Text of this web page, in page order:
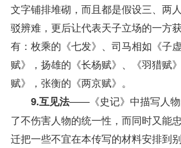
文字铺排堆砌，而且都是假设三、两
驳辨难，更后让代表天子立场的一方
有：枚乘的《七发》、司马相如《子
赋》，扬雄的《长杨赋》、《羽猎赋
赋》，张衡的《两京赋》。
9.互见法——《史记》中描写人物
了不伤害人物的统一性，而同时又能
迁把一些不宜在本传写的材料安排到